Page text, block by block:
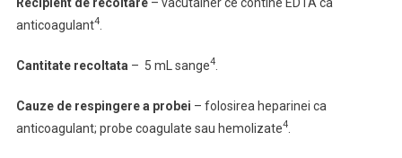
anticoagulant4.
Cantitate recoltata – 5 mL sange4.
Cauze de respingerea probei – folosirea heparinei ca
anticoagulant; probe coagulate sau hemolizate4.